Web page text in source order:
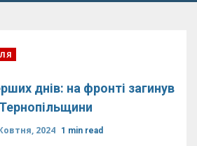
днів: на фронті загинув
2024 1 min read